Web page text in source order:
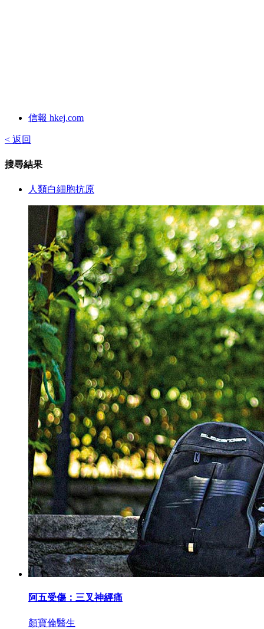
信報 hkej.com
< 返回
搜尋結果
人類白細胞抗原
阿五受傷：三叉神經痛
顏寶倫醫生